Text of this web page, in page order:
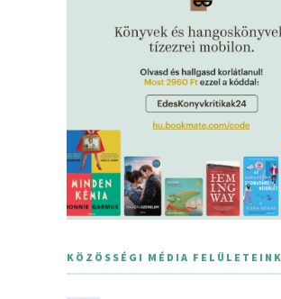
KÖZÖSSÉGI MÉDIA FELÜLETEINK